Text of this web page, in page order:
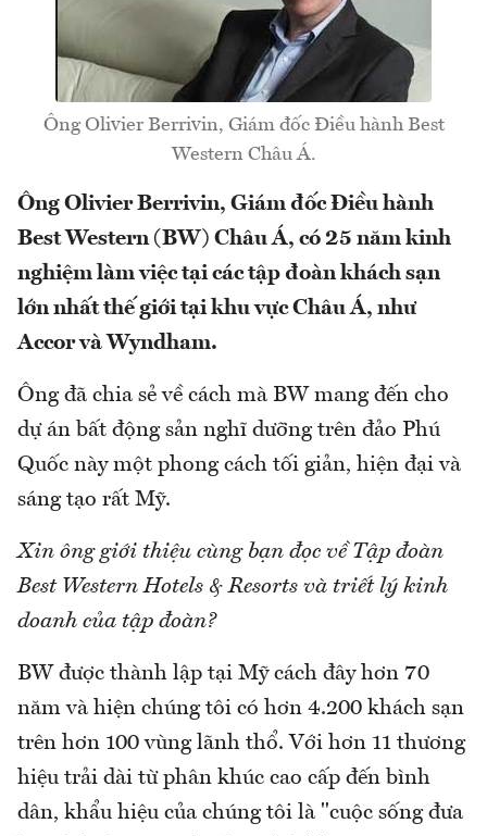
Ông Olivier Berrivin, Giám đốc Điều hành Best
Western Châu Á.
Ông Olivier Berrivin, Giám đốc Điều hành
Best Western (BW) Châu Á, có 25 năm kinh
nghiệm làm việc tại các tập đoàn khách sạn
lớn nhất thế giới tại khu vực Châu Á, như
Accor và Wyndham.
Ông đã chia sẻ về cách mà BW mang đến cho
dự án bất động sản nghĩ dưỡng trên đảo Phú
Quốc này một phong cách tối giản, hiện đại và
sáng tạo rất Mỹ.
Xin ông giới thiệu cùng bạn đọc về Tập đoàn
Best Western Hotels & Resorts và triết lý kinh
doanh của tập đoàn?
BW được thành lập tại Mỹ cách đây hơn 70
năm và hiện chúng tôi có hơn 4.200 khách sạn
trên hơn 100 vùng lãnh thổ. Với hơn 11 thương
hiệu trải dài từ phân khúc cao cấp đến bình
dân, khẩu hiệu của chúng tôi là "cuộc sống đưa